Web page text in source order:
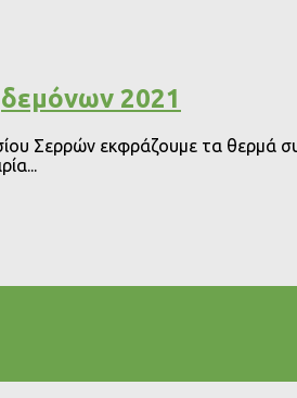
2021
Σερρών εκφράζουμε τα θερμά